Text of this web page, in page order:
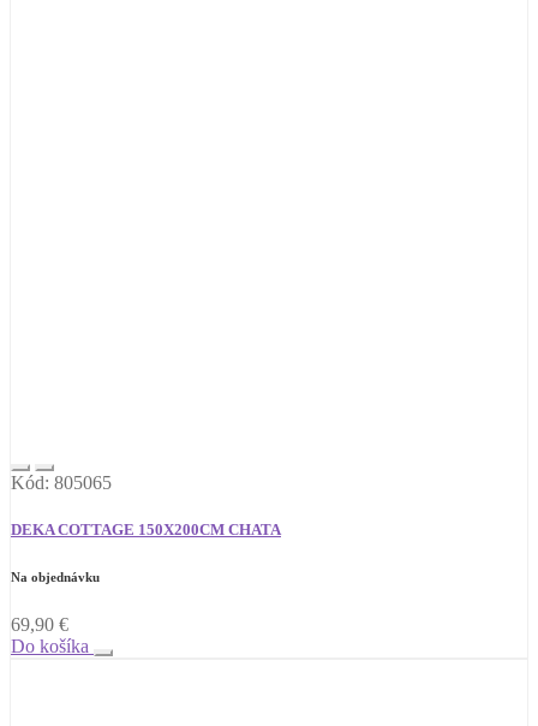
Kód: 805065
DEKA COTTAGE 150X200CM CHATA
Na objednávku
69,90 €
Do košíka